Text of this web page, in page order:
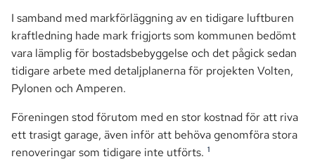
I samband med markförläggning av en tidigare luftburen
kraftledning hade mark frigjorts som kommunen bedömt
vara lämplig för bostadsbebyggelse och det pågick sedan
tidigare arbete med detaljplanerna för projekten Volten,
Pylonen och Amperen.
Föreningen stod förutom med en stor kostnad för att riva
ett trasigt garage, även inför att behöva genomföra stora
renoveringar som tidigare inte utförts. 1